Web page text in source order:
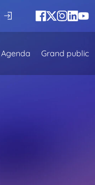
Agenda Grand public